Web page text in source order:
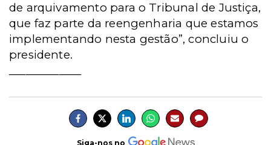
de arquivamento para o Tribunal de Justiça,
que faz parte da reengenharia que estamos
implementando nesta gestão”, concluiu o
presidente.
Siga-nos no